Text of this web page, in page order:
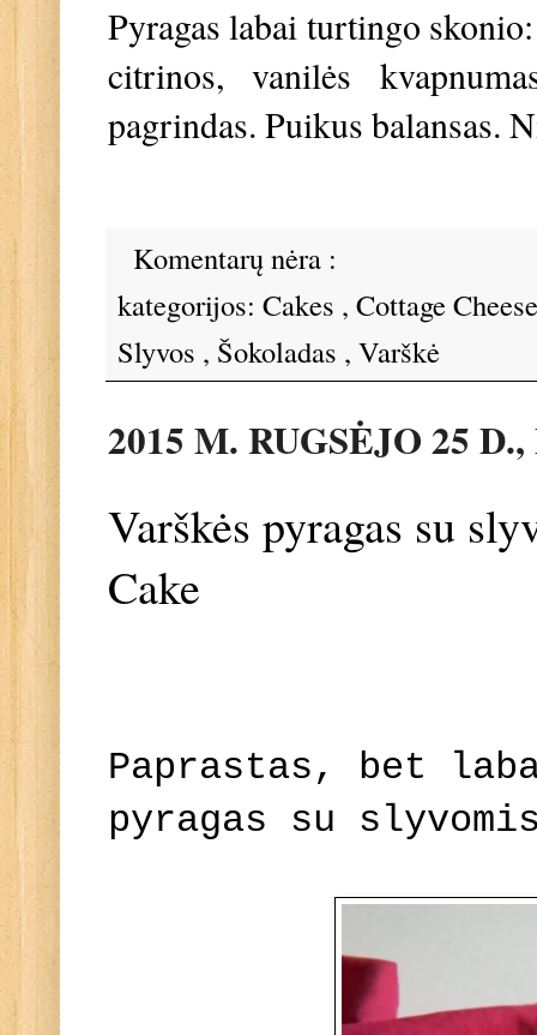
Pyragas labai turtingo
citrinos, vanilės
pagrindas. Puikus balansas.
Komentarų nėra :
kategorijos: Cakes , Cottage
Slyvos , Šokoladas , Varškė
2015 M. RUGSĖJO 25
Varškės pyragas su
Cake
Paprastas, bet
pyragas su